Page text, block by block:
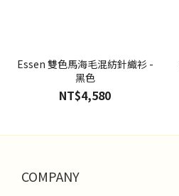
Essen 雙色馬海毛混紡針織衫 -
黑色
NT$4,580
COMPANY